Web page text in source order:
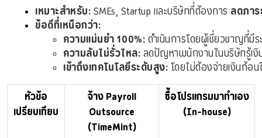
เหมาะสำหรับ: SMEs, Startup และบริษัทที่ต้องการ ลดภา
ข้อดีที่เหนือกว่า:
ความแม่นยำ 100%: ดำเนินการโดยผู้เชี่ยวชาญที่
ความลับไม่รั่วไหล: ลดปัญหาพนักงานในบริษัทรู้เงิ
เข้าถึงเทคโนโลยีระดับสูง: โดยไม่ต้องจ่ายเงินก้
หัวข้อ
เปรียบเทียบ
จ้าง Payroll
Outsource
(TimeMint)
ซื้อโปรแกรมมาทำเอง
(In-house)